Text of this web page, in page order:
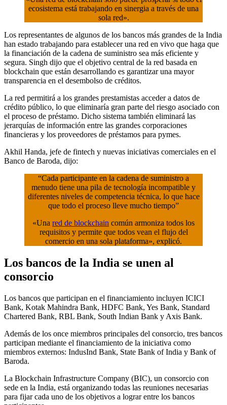
ecosistema está trabajando en sinergia a través de una
sola red».
Los representantes de algunos de los bancos más grandes de la India
han estado trabajando para establecer una red en vivo que haga que
la financiación de la cadena de suministro sea más eficiente y
segura. Singh dijo que el objetivo central de la red basada en
blockchain que están desarrollando es garantizar una mayor
transparencia en el desembolso de créditos.
La red permitirá a los grandes prestamistas acceder a datos de
crédito público, lo que eliminaría gran parte del riesgo asociado con
el proceso de préstamo. Dicho sistema también eliminará las
jerarquías de información entre las grandes corporaciones
financieras y los proveedores de préstamos para pymes.
Akhil Handa, jefe de fintech y nuevas iniciativas comerciales en el
Banco de Baroda, dijo:
“Cada participante en la cadena de suministro a
menudo tiene una pila de tecnología incompatible y
diferentes niveles de competencia técnica, lo que hace
que todo el proceso lleve mucho tiempo”
«Una red de blockchain común armoniza todos los
requisitos y permite que todos vean el flujo del
comercio en una sola plataforma», explicó.
Los bancos de la India se unen al
consorcio
Los bancos que participan en el financiamiento incluyen ICICI
Bank, Kotak Mahindra Bank, HDFC Bank, Yes Bank, Standard
Chartered Bank, RBL Bank, South Indian Bank y Axis Bank.
Además de los once miembros principales del consorcio, tres bancos
participan mediante el financiamiento de la iniciativa como
miembros externos: IndusInd Bank, State Bank of India y Bank of
Baroda.
La Blockchain Infrastructure Company (BIC), un consorcio con
sede en la India, está organizando todas las reuniones necesarias
para fijar cada uno de los objetivos a lograr entre los bancos